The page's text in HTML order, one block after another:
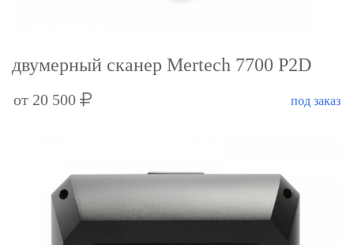
двумерный сканер Mertech 7700 P2D
от 20 500 под заказ